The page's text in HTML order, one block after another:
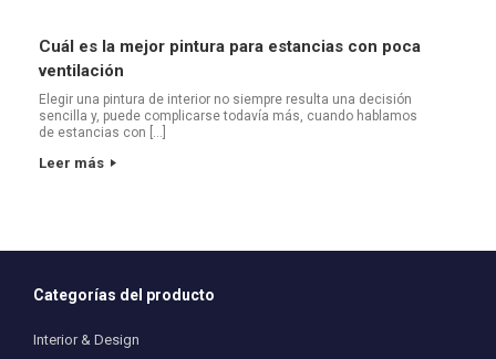
Cuál es la mejor pintura para estancias con poca
ventilación
Elegir una pintura de interior no siempre resulta una decisión
sencilla y, puede complicarse todavía más, cuando hablamos
de estancias con […]
Leer más
Categorías del producto
Interior & Design